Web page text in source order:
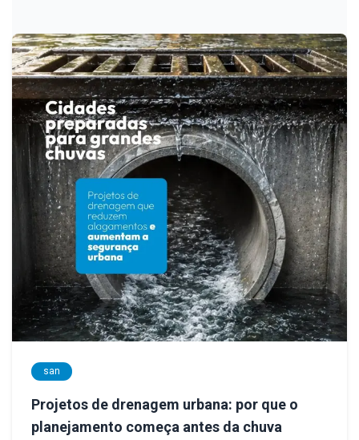
san
Projetos de drenagem urbana: por que o
planejamento começa antes da chuva